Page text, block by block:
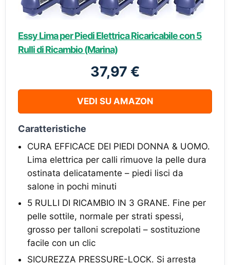
Essy Lima per Piedi Elettrica Ricaricabile con 5
Rulli di Ricambio (Marina)
37,97 €
VEDI SU AMAZON
Caratteristiche
CURA EFFICACE DEI PIEDI DONNA & UOMO.
Lima elettrica per calli rimuove la pelle dura
ostinata delicatamente – piedi lisci da
salone in pochi minuti
5 RULLI DI RICAMBIO IN 3 GRANE. Fine per
pelle sottile, normale per strati spessi,
grosso per talloni screpolati – sostituzione
facile con un clic
SICUREZZA PRESSURE-LOCK. Si arresta